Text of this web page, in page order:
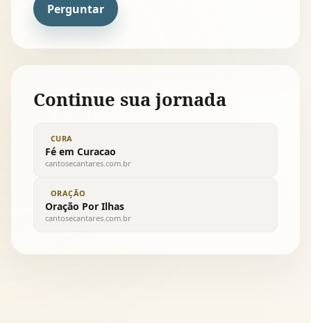
Perguntar
Continue sua jornada
CURA
Fé em Curacao
cantosecantares.com.br
ORAÇÃO
Oração Por Ilhas
cantosecantares.com.br